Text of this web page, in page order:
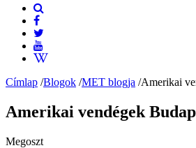
Címlap /Blogok /MET blogja /Amerikai
Amerikai vendégek
Megoszt